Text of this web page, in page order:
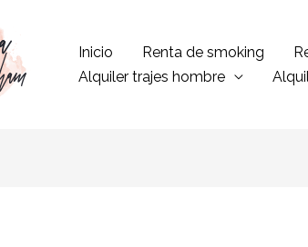
Inicio Renta de smoking
Alquiler trajes hombre